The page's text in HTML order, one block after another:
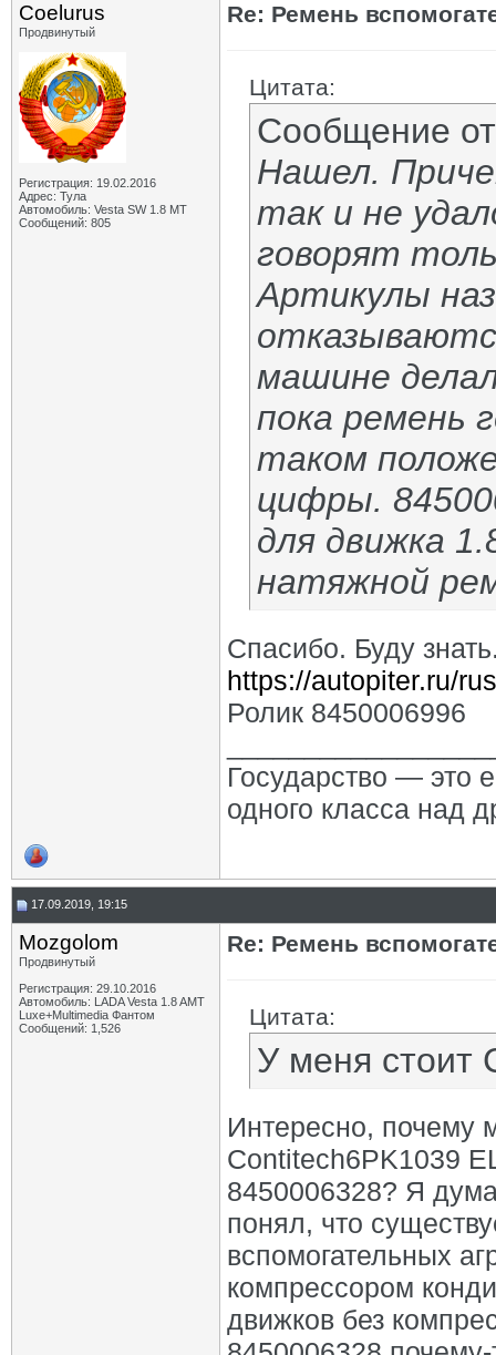
Coelurus
Продвинутый
Регистрация: 19.02.2016
Адрес: Тула
Автомобиль: Vesta SW 1.8 MT
Сообщений: 805
Re: Ремень
Цитата:
Сообщение
Нашел.
так и не
говорят
Артикулы
машине
пока ремень
таком
цифры.
для движка
натяжной
Спасибо. Буду
https://autopiter.ru/
Ролик 8450006996
Государство — это
одного класса над
17.09.2019, 19:15
Mozgolom
Продвинутый
Регистрация: 29.10.2016
Автомобиль: LADA Vesta 1.8 AMT
Luxe+Multimedia Фантом
Сообщений: 1,526
Re: Ремень
Цитата:
У меня стоит
Интересно, почему
Contitech6PK1039
8450006328? Я
понял, что
вспомогательных
компрессором
движков без